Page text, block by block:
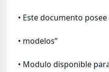
• Este documento
• modelos”
• Modulo disponible